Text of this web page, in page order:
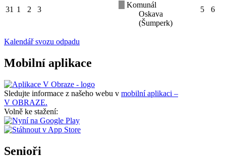
31 1 2 3
Komunál
Oskava
(Šumperk)
5 6
Kalendář svozu odpadu
Mobilní aplikace
Sledujte informace z našeho webu v mobilní aplikaci –
V OBRAZE.
Volně ke stažení:
Senioři